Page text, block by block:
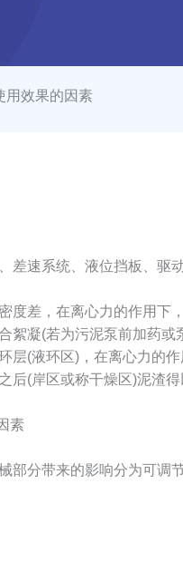
用效果的因素
差速系统、液位挡板、驱
度差，在离心力的作用下
絮凝(若为污泥泵前加药
层(液环区)，在离心力的
后(岸区或称干燥区)泥渣
素
部分带来的影响分为可